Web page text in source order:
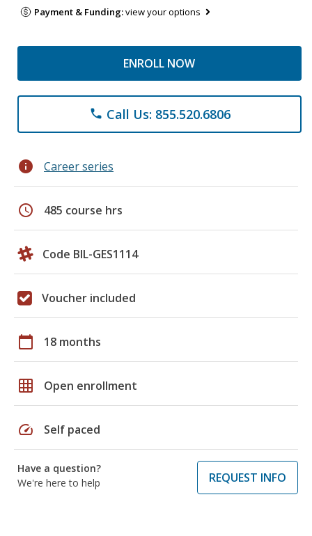
Payment & Funding:view your options
ENROLL NOW
phone Call Us: 855.520.6806
info Career series
schedule 485 course hrs
Code BIL-GES1114
Voucher included
calendar_today 18 months
grid_on Open enrollment
speed Self paced
Have a question?
We're here to help
REQUEST INFO